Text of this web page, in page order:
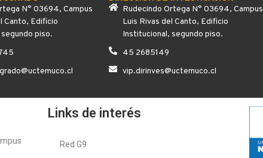
N° 03694, Campus
Canto, Edificio
piso.
Rudecindo Ortega N° 03694, Campus
Luis Rivas del Canto, Edificio
Institucional, segundo piso.
45 2685149
vip.dirinves@uctemuco.cl
Links de interés
Red G9